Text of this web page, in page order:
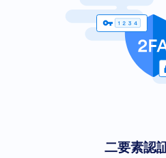
二要素認